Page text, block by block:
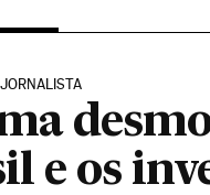
e os